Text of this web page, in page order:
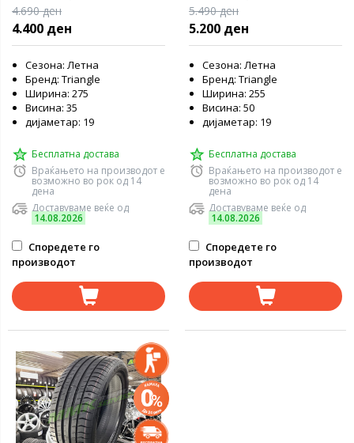
4.690 ден
4.400 ден
Сезона: Летна
Бренд: Triangle
Ширина: 275
Висина: 35
дијаметар: 19
Бесплатна достава
Враќањето на производот е
возможно во рок од 14
дена
Доставуваме веќе од
14.08.2026
Споредете го
производот
5.490 ден
5.200 ден
Сезона: Летна
Бренд: Triangle
Ширина: 255
Висина: 50
дијаметар: 19
Бесплатна достава
Враќањето на производот е
возможно во рок од 14
дена
Доставуваме веќе од
14.08.2026
Споредете го
производот